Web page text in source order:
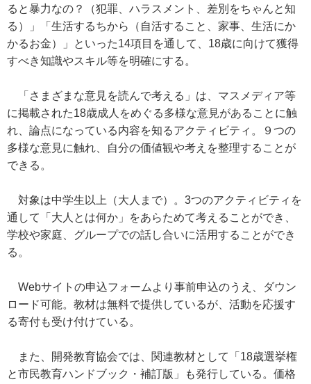
ると暴力なの？（犯罪、ハラスメント、差別をちゃんと知
る）」「生活するちから（自活すること、家事、生活にか
かるお金）」といった14項目を通して、18歳に向けて獲得
すべき知識やスキル等を明確にする。
「さまざまな意見を読んで考える」は、マスメディア等
に掲載された18歳成人をめぐる多様な意見があることに触
れ、論点になっている内容を知るアクティビティ。９つの
多様な意見に触れ、自分の価値観や考えを整理することが
できる。
対象は中学生以上（大人まで）。3つのアクティビティを
通して「大人とは何か」をあらためて考えることができ、
学校や家庭、グループでの話し合いに活用することができ
る。
Webサイトの申込フォームより事前申込のうえ、ダウン
ロード可能。教材は無料で提供しているが、活動を応援す
る寄付も受け付けている。
また、開発教育協会では、関連教材として「18歳選挙権
と市民教育ハンドブック・補訂版」も発行している。価格